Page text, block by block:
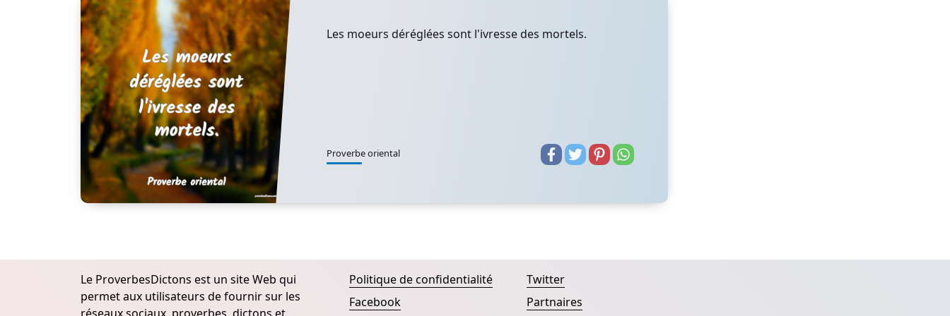
Les moeurs déréglées sont l'ivresse des mortels.
Proverbe oriental
Le ProverbesDictons est un site Web qui
permet aux utilisateurs de fournir sur les
Politique de confidentialité
Facebook
Twitter
Partnaires